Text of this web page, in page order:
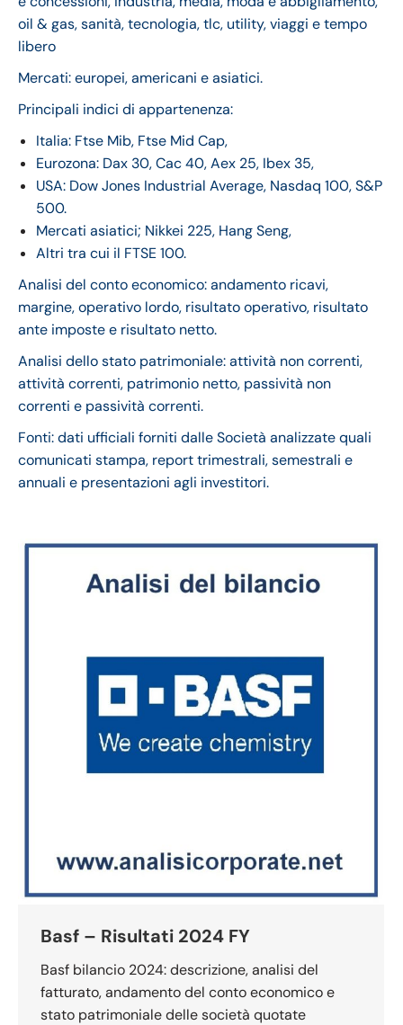
oil & gas, sanità, tecnologia, tlc, utility, viaggi e tempo
libero
Mercati: europei, americani e asiatici.
Principali indici di appartenenza:
Italia: Ftse Mib, Ftse Mid Cap,
Eurozona: Dax 30, Cac 40, Aex 25, Ibex 35,
USA: Dow Jones Industrial Average, Nasdaq 100, S&P
500.
Mercati asiatici; Nikkei 225, Hang Seng,
Altri tra cui il FTSE 100.
Analisi del conto economico: andamento ricavi,
margine, operativo lordo, risultato operativo, risultato
ante imposte e risultato netto.
Analisi dello stato patrimoniale: attività non correnti,
attività correnti, patrimonio netto, passività non
correnti e passività correnti.
Fonti: dati ufficiali forniti dalle Società analizzate quali
comunicati stampa, report trimestrali, semestrali e
annuali e presentazioni agli investitori.
Basf – Risultati 2024 FY
Basf bilancio 2024: descrizione, analisi del
fatturato, andamento del conto economico e
stato patrimoniale delle società quotate